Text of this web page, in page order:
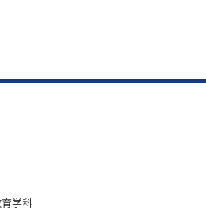
学科